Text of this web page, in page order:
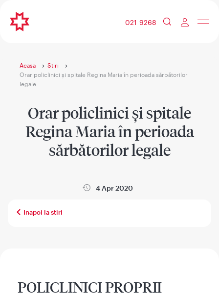
021 9268
Acasa
Stiri
Orar policlinici și spitale Regina Maria în perioada sărbătorilor
legale
Orar policlinici și spitale
Regina Maria în perioada
sărbătorilor legale
4 Apr 2020
Inapoi la stiri
POLICLINICI PROPRII